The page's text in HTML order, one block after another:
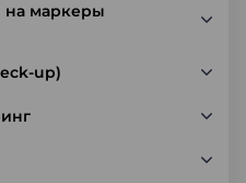
маркеры
up)